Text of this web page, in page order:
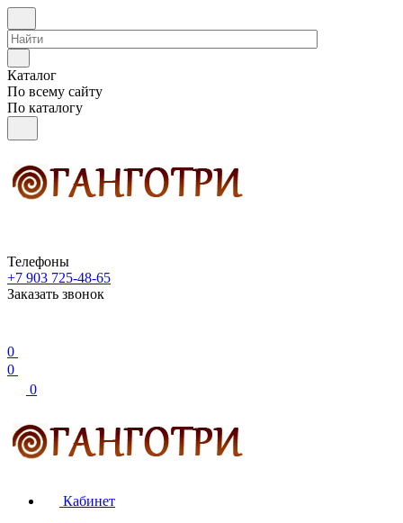
Каталог
По всему сайту
По каталогу
Телефоны
+7 903 725-48-65
Заказать звонок
0
0
0
Кабинет